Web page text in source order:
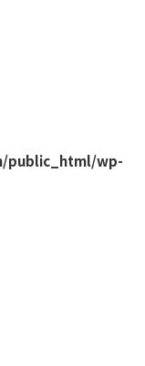
public_html/wp-